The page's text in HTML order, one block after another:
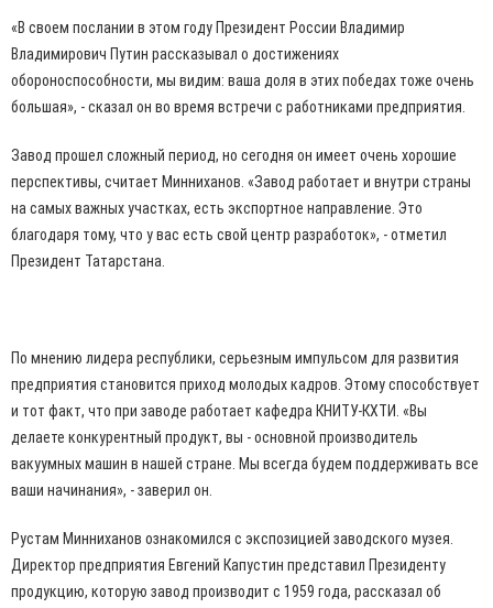
«В своем послании в этом году Президент России Владимир
Владимирович Путин рассказывал о достижениях
обороноспособности, мы видим: ваша доля в этих победах тоже очень
большая», - сказал он во время встречи с работниками предприятия.
Завод прошел сложный период, но сегодня он имеет очень хорошие
перспективы, считает Минниханов. «Завод работает и внутри страны
на самых важных участках, есть экспортное направление. Это
благодаря тому, что у вас есть свой центр разработок», - отметил
Президент Татарстана.
По мнению лидера республики, серьезным импульсом для развития
предприятия становится приход молодых кадров. Этому способствует
и тот факт, что при заводе работает кафедра КНИТУ-КХТИ. «Вы
делаете конкурентный продукт, вы - основной производитель
вакуумных машин в нашей стране. Мы всегда будем поддерживать все
ваши начинания», - заверил он.
Рустам Минниханов ознакомился с экспозицией заводского музея.
Директор предприятия Евгений Капустин представил Президенту
продукцию, которую завод производит с 1959 года, рассказал об